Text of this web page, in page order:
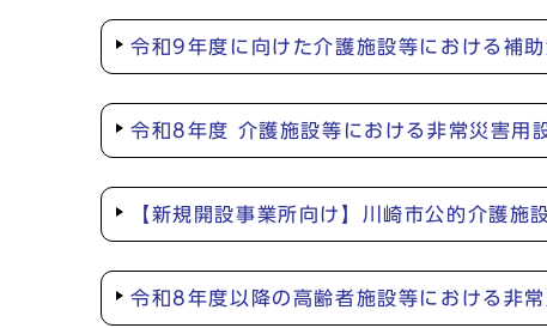
令和9年度に向けた介護施設等における補
令和8年度 介護施設等における非常災害用
【新規開設事業所向け】川崎市公的介護施
令和8年度以降の高齢者施設等における非